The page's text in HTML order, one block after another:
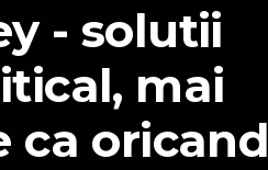
- solutii
mai
ca oricand